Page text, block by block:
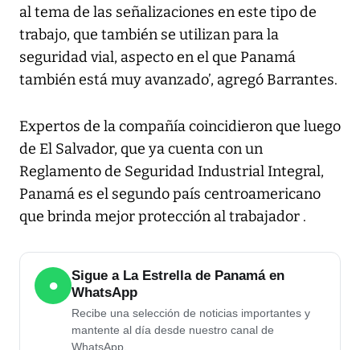
al tema de las señalizaciones en este tipo de
trabajo, que también se utilizan para la
seguridad vial, aspecto en el que Panamá
también está muy avanzado’, agregó Barrantes.
Expertos de la compañía coincidieron que luego
de El Salvador, que ya cuenta con un
Reglamento de Seguridad Industrial Integral,
Panamá es el segundo país centroamericano
que brinda mejor protección al trabajador .
●
Sigue a La Estrella de Panamá en
WhatsApp
Recibe una selección de noticias importantes y
mantente al día desde nuestro canal de
WhatsApp.